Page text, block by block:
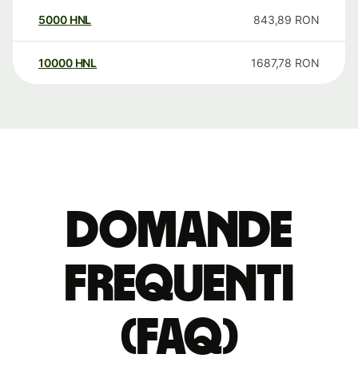
5000 HNL 843,89 RON
10000 HNL 1687,78 RON
Domande
Frequenti
(FAQ)